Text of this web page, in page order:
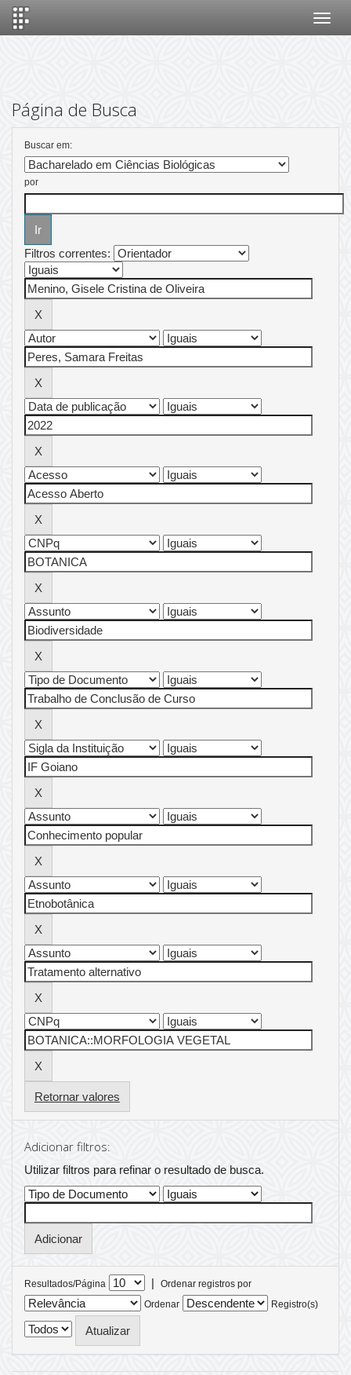
Página de Busca
Buscar em:
por
Filtros correntes:
Retornar valores
Adicionar filtros:
Utilizar filtros para refinar o resultado de busca.
Resultados/Página |
Ordenar registros por
Ordenar
Registro(s)